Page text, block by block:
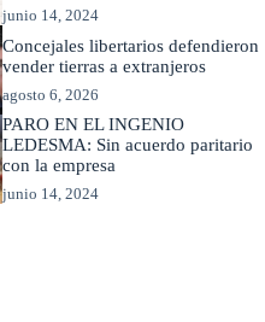
junio 14, 2024
Concejales libertarios defendieron
vender tierras a extranjeros
agosto 6, 2026
PARO EN EL INGENIO
LEDESMA: Sin acuerdo paritario
con la empresa
junio 14, 2024